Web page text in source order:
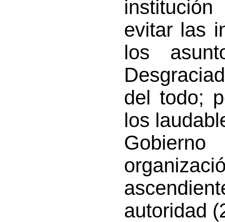
evitar las
los
del todo;
los
autoridad